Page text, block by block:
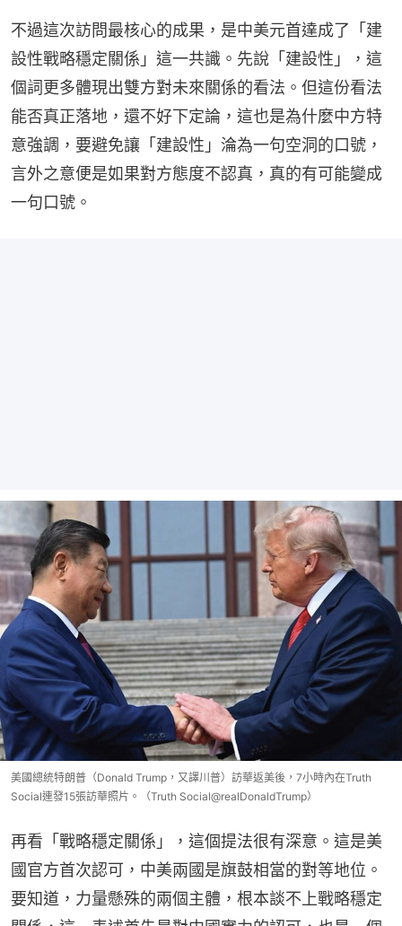
不過這次訪問最核心的成果，是中美元首達成了「建
設性戰略穩定關係」這一共識。先說「建設性」，這
個詞更多體現出雙方對未來關係的看法。但這份看法
能否真正落地，還不好下定論，這也是為什麼中方特
意強調，要避免讓「建設性」淪為一句空洞的口號，
言外之意便是如果對方態度不認真，真的有可能變成
一句口號。
美國總統特朗普（Donald Trump，又譯川普）訪華返美後，7小時內在Truth
Social連發15張訪華照片。（Truth Social@realDonaldTrump）
再看「戰略穩定關係」，這個提法很有深意。這是美
國官方首次認可，中美兩國是旗鼓相當的對等地位。
要知道，力量懸殊的兩個主體，根本談不上戰略穩定